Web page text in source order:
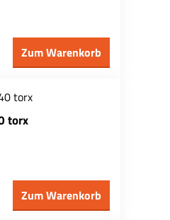
Zum Warenkorb
torx
Zum Warenkorb